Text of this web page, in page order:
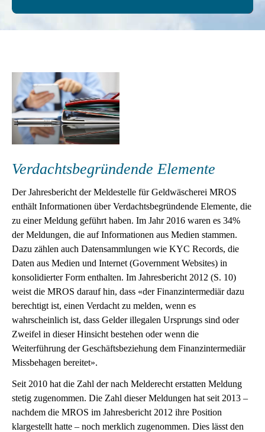
Verdachtsbegründende Elemente
Der Jahresbericht der Meldestelle für Geldwäscherei MROS
enthält Informationen über Verdachtsbegründende Elemente, die
zu einer Meldung geführt haben. Im Jahr 2016 waren es 34%
der Meldungen, die auf Informationen aus Medien stammen.
Dazu zählen auch Datensammlungen wie KYC Records, die
Daten aus Medien und Internet (Government Websites) in
konsolidierter Form enthalten. Im Jahresbericht 2012 (S. 10)
weist die MROS darauf hin, dass «der Finanzintermediär dazu
berechtigt ist, einen Verdacht zu melden, wenn es
wahrscheinlich ist, dass Gelder illegalen Ursprungs sind oder
Zweifel in dieser Hinsicht bestehen oder wenn die
Weiterführung der Geschäftsbeziehung dem Finanzintermediär
Missbehagen bereitet».
Seit 2010 hat die Zahl der nach Melderecht erstatten Meldung
stetig zugenommen. Die Zahl dieser Meldungen hat seit 2013 –
nachdem die MROS im Jahresbericht 2012 ihre Position
klargestellt hatte – noch merklich zugenommen. Dies lässt den